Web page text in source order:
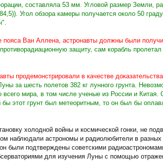
составляла 53 мм. Угловой размер Земли,
Угол обзора камеры получается около 50
пояса Ван Аллена, астронавты должны были
защиту, сам корабль
продемонстрировали в качестве
за шесть полетов 382 кг лунного грунта.
мира, в том числе ученые из России и Китая.
этот грунт был метеоритным, то он был бы
холодной войны и космической гонки, не
наблюдали астрономы и радиолюбители в
были подтверждены советскими
для изучения Луны с помощью